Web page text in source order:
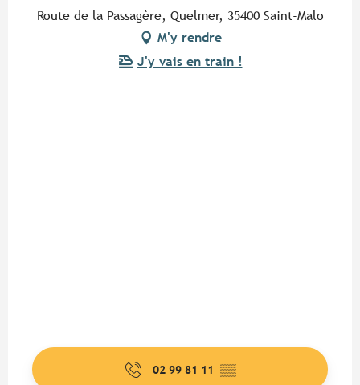
Route de la Passagère, Quelmer, 35400 Saint-Malo
M'y rendre
J'y vais en train !
02 99 81 11 ▒▒